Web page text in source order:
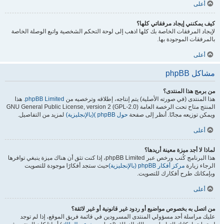
أعلى
كيف يمكنني إيجاد مرفقاتي كلها؟
لإيجاد المرفقات الخاصة بك كلها اذهب إلى لوحة التحكم الشخصية واتبع الوصلة الخاصة
بالمرفقات الموجودة بها.
أعلى
مشاكل phpBB
من برمج هذا المنتدى؟
هذا المنتدى (في صورته الأصلية) يتم إنتاجه، إطلاقه وترخصيه من phpBB Limited. هذا
المنتج متاح تحت الرخصة العامة GNU General Public License, version 2 (GPL-2.0)
ويمكن توزيعه مجانًا. أنظر إلى صفحة حول phpBB )(بالإنجليزية) لمزيد من التفاصيل.
أعلى
لماذا لا أجد ميزة معينة أريدها؟
هذا البرنامج كُتب ورخص عبر phpBB Limited، إذا كنت تثق أن هناك ميزة ينبغي توافرها
الرجاء زيارة مركز أفكار phpBB (بالإنجليزية)
حيث ستجد أفكارًا موجودة للتصويت
وبإمكانك طرح أفكارك للتصويت.
أعلى
من اتصل به بخصوص مواضيع أو ردود غير قانونية أو غير لائقة؟
عليك مراسلة أحد مسؤولي المنتدى المسرودين في قائمة فريق الموقع، إذا لم توجد